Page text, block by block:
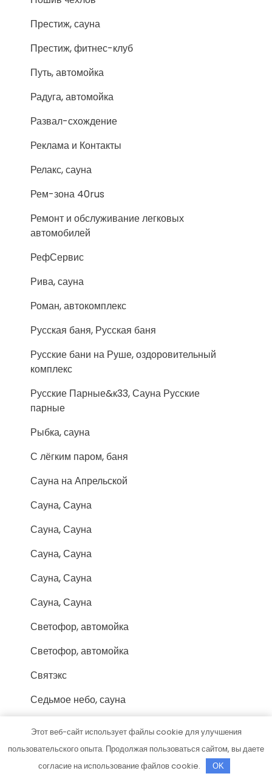
Престиж, сауна
Престиж, фитнес-клуб
Путь, автомойка
Радуга, автомойка
Развал-схождение
Реклама и Контакты
Релакс, сауна
Рем-зона 40rus
Ремонт и обслуживание легковых
автомобилей
РефСервис
Рива, сауна
Роман, автокомплекс
Русская баня, Русская баня
Русские бани на Руше, оздоровительный
комплекс
Русские Парные&к33, Сауна Русские
парные
Рыбка, сауна
С лёгким паром, баня
Сауна на Апрельской
Сауна, Сауна
Сауна, Сауна
Сауна, Сауна
Сауна, Сауна
Сауна, Сауна
Светофор, автомойка
Светофор, автомойка
Святэкс
Седьмое небо, сауна
Семейный универсам
СибТракСкан, официальный дистрибьютор
Этот веб-сайт использует файлы cookie для улучшения
пользовательского опыта. Продолжая пользоваться сайтом, вы даете
согласие на использование файлов cookie.
OK